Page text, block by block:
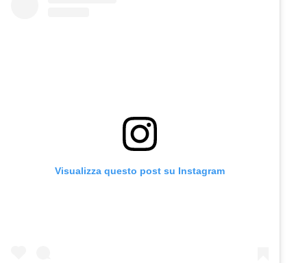
Visualizza questo post su Instagram